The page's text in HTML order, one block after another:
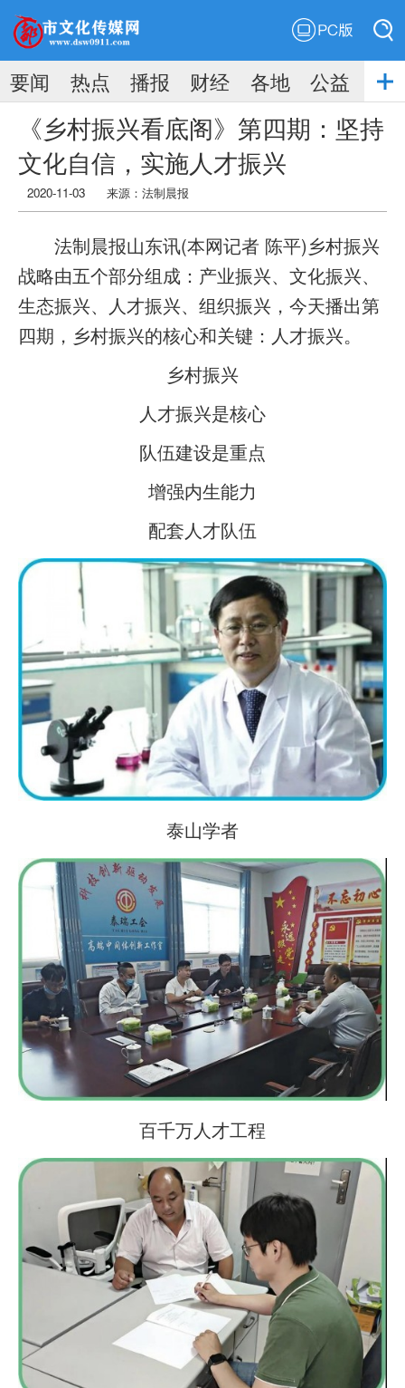
搜索
搜索
要闻 热点 播报 财经 各地 公益
《乡村振兴看底阁》第四期：坚持
文化自信，实施人才振兴
2020-11-03 来源：法制晨报
法制晨报山东讯(本网记者 陈平)乡村振兴
战略由五个部分组成：产业振兴、文化振兴、
生态振兴、人才振兴、组织振兴，今天播出第
四期，乡村振兴的核心和关键：人才振兴。
乡村振兴
人才振兴是核心
队伍建设是重点
增强内生能力
配套人才队伍
泰山学者
百千万人才工程